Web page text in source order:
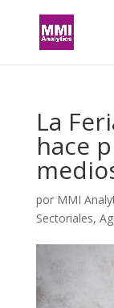
La
hace
por MMI
Sectoriales,